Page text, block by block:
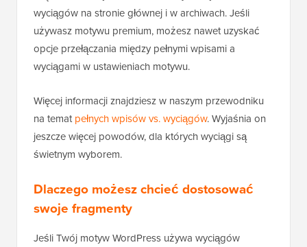
wyciągów na stronie głównej i w archiwach. Jeśli
używasz motywu premium, możesz nawet uzyskać
opcje przełączania między pełnymi wpisami a
wyciągami w ustawieniach motywu.
Więcej informacji znajdziesz w naszym przewodniku
na tematpełnych wpisów vs. wyciągów. Wyjaśnia on
jeszcze więcej powodów, dla których wyciągi są
świetnym wyborem.
Dlaczego możesz chcieć dostosować
swoje fragmenty
Jeśli Twój motyw WordPress używa wyciągów